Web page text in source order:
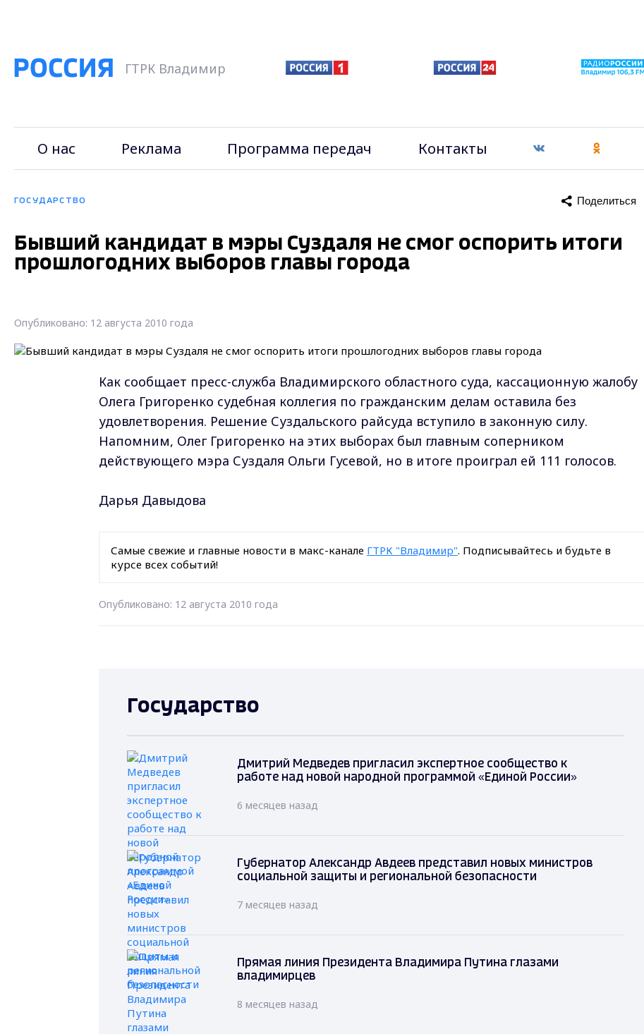
ГТРК Владимир
О нас Реклама Программа передач Контакты
ГОСУДАРСТВО Поделиться
Бывший кандидат в мэры Суздаля не смог оспорить итоги
прошлогодних выборов главы города
Опубликовано: 12 августа 2010 года
Как сообщает пресс-служба Владимирского областного суда, кассационную жалобу
Олега Григоренко судебная коллегия по гражданским делам оставила без
удовлетворения. Решение Суздальского райсуда вступило в законную силу.
Напомним, Олег Григоренко на этих выборах был главным соперником
действующего мэра Суздаля Ольги Гусевой, но в итоге проиграл ей 111 голосов.
Дарья Давыдова
Самые свежие и главные новости в макс-канале ГТРК "Владимир". Подписывайтесь и будьте в
курсе всех событий!
Опубликовано: 12 августа 2010 года
Государство
Дмитрий Медведев пригласил экспертное сообщество к
работе над новой народной программой «Единой России»
6 месяцев назад
Губернатор Александр Авдеев представил новых министров
социальной защиты и региональной безопасности
7 месяцев назад
Прямая линия Президента Владимира Путина глазами
владимирцев
8 месяцев назад